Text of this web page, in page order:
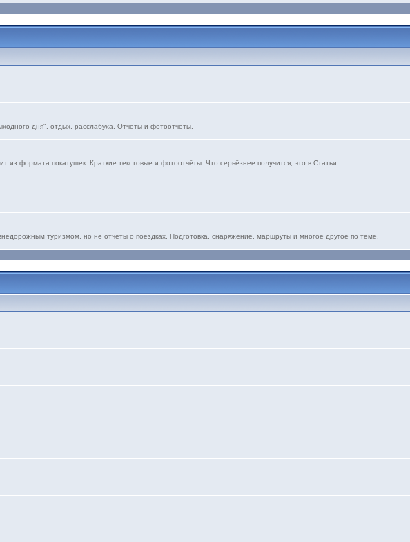
дня", отдых, расслабуха. Отчёты и фотоотчёты.
из формата покатушек. Краткие текстовые и фотоотчёты. Что серьёзнее получится, это в Статьи.
туризмом, но не отчёты о поездках. Подготовка, снаряжение, маршруты и многое другое по теме.